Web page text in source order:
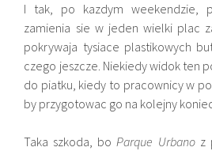
I tak, po kazdym weekendzie,
zamienia sie w jeden wielki plac
pokrywaja tysiace plastikowych
czego jeszcze. Niekiedy widok ten
do piatku, kiedy to pracownicy w
by przygotowac go na kolejny
Taka szkoda, boParque Urbanoz